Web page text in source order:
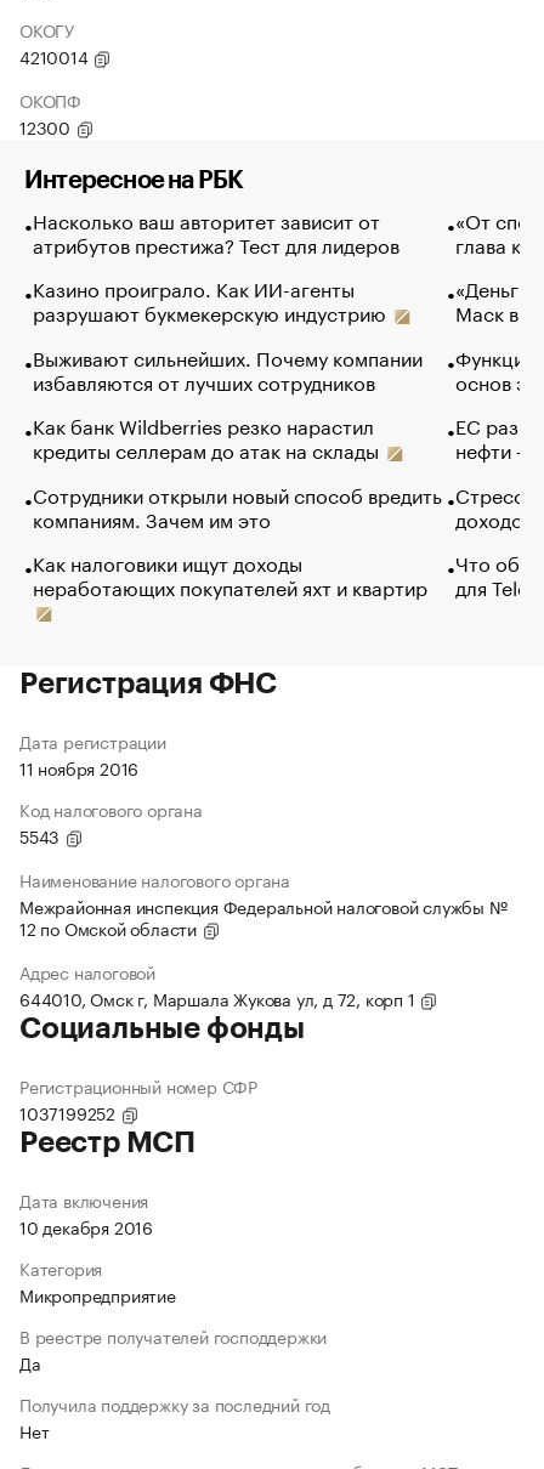
ОКОГУ
4210014
ОКОПФ
12300
Интересное на РБК
Насколько ваш авторитет зависит от
атрибутов престижа? Тест для лидеров
Казино проиграло. Как ИИ-агенты
разрушают букмекерскую индустрию
Выживают сильнейших. Почему компании
избавляются от лучших сотрудников
Как банк Wildberries резко нарастил
кредиты селлерам до атак на склады
Сотрудники открыли новый способ вредить
компаниям. Зачем им это
Как налоговики ищут доходы
неработающих покупателей яхт и квартир
«От
глава
«Деньги
Маск в
Функции
основ
ЕС
нефти —
Стресс
доходов
Что
для
Регистрация ФНС
Дата регистрации
11 ноября 2016
Код налогового органа
5543
Наименование налогового органа
Межрайонная инспекция Федеральной налоговой службы №
12 по Омской области
Адрес налоговой
644010, Омск г, Маршала Жукова ул, д 72, корп 1
Социальные фонды
Регистрационный номер СФР
1037199252
Реестр МСП
Дата включения
10 декабря 2016
Категория
Микропредприятие
В реестре получателей господдержки
Да
Получила поддержку за последний год
Нет